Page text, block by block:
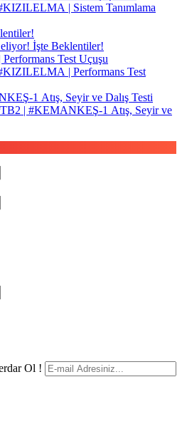
| Sistem Tanımlama
İşte Beklentiler!
| Performans Test
| #KEMANKEŞ-1 Atış, Seyir ve
Ol !